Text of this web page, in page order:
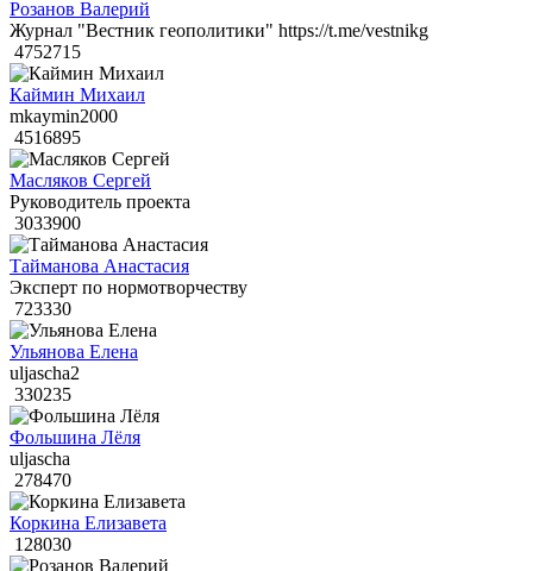
Розанов Валерий
Журнал "Вестник геополитики" https://t.me/vestnikg
4752715
Каймин Михаил
mkaymin2000
4516895
Масляков Сергей
Руководитель проекта
3033900
Тайманова Анастасия
Эксперт по нормотворчеству
723330
Ульянова Елена
uljascha2
330235
Фольшина Лёля
uljascha
278470
Коркина Елизавета
128030